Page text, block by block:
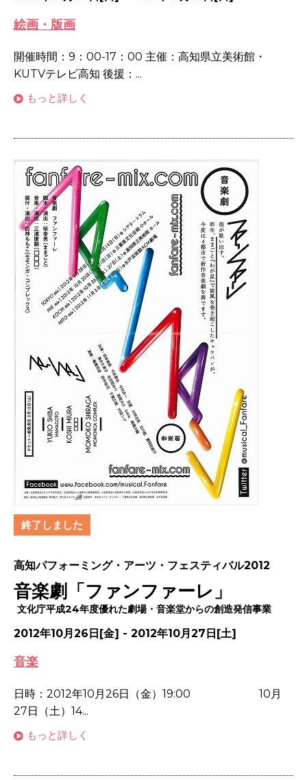
絵画・版画
開催時間：9：00-17：00 主催：高知県立美術館・
KUTVテレビ高知 後援：...
もっと詳しく
終了しました
高知パフォーミング・アーツ・フェスティバル2012
音楽劇「ファンファーレ」
文化庁平成24年度優れた劇場・音楽堂からの創造発信事業
2012年10月26日[金] - 2012年10月27日[土]
音楽
日時：2012年10月26日（金）19:00 10月
27日（土）14...
もっと詳しく